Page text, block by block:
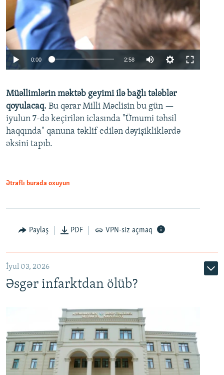
Auto 240p 360p 480p
720p 1080p
0:00 2:58
360p
480p
720p
Müəllimlərin məktəb geyimi ilə bağlı tələblər
qoyulacaq. Bu qərar Milli Məclisin bu gün —
iyulun 7-də keçirilən iclasında "Ümumi təhsil
haqqında" qanuna təklif edilən dəyişikliklərdə
əksini tapıb.
Ətraflı burada oxuyun
Paylaş PDF VPN-siz açmaq
İyul 03, 2026
Əsgər infarktdan ölüb?